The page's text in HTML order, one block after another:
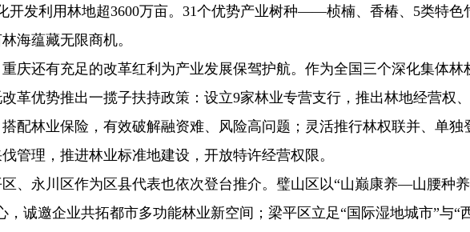
开发利用林地超3600万亩。31个优势产业树种——桢楠、香椿、5类特色
海蕴藏无限商机。
庆还有充足的改革红利为产业发展保驾护航。作为全国三个深化集体林
革优势推出一揽子扶持政策：设立9家林业专营支行，推出林地经营权
配林业保险，有效破解融资难、风险高问题；灵活推行林权联并、单独
管理，推进林业标准地建设，开放特许经营权限。
、永川区作为区县代表也依次登台推介。璧山区以“山巅康养—山腰种
，诚邀企业共拓都市多功能林业新空间；梁平区立足“国际湿地城市”与“